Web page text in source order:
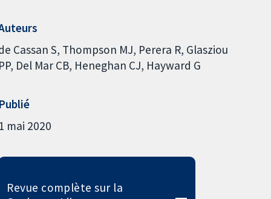
Cassan S Thompson MJ Perera R Glasziou
PP Del Mar CB Heneghan CJ Hayward G
Publié
1 mai 2020
Revue complète sur la